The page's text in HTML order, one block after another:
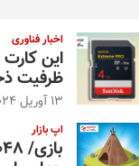
اخبار فناوری
ظرفیت
13 آوریل 2024
اپ بازار